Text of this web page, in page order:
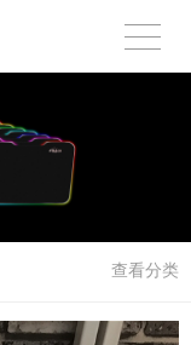
查看分类